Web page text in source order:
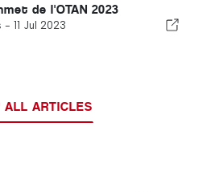
de l'OTAN 2023
- 11 Jul 2023
ALL ARTICLES